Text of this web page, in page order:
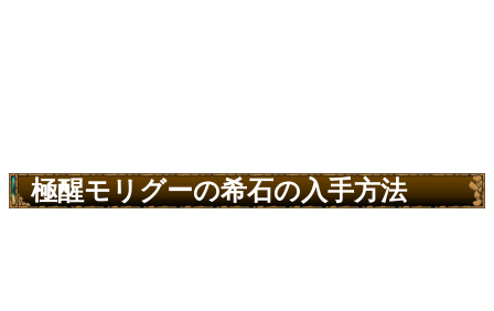
極醒モリグーの希石の入手方法